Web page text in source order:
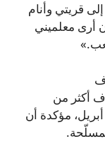
قريتي وأنام
أرى معلميني
أكثر من
أبريل، مؤكدة أن